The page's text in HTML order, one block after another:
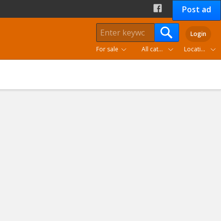
Post ad
Login
For sale
All categories Location